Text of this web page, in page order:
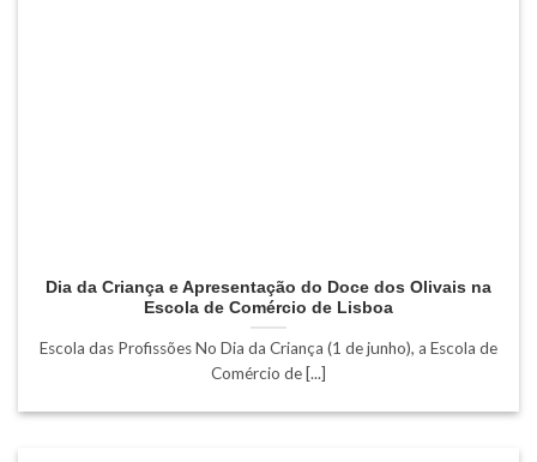
Dia da Criança e Apresentação do Doce dos Olivais na
Escola de Comércio de Lisboa
Escola das Profissões No Dia da Criança (1 de junho), a Escola de
Comércio de [...]